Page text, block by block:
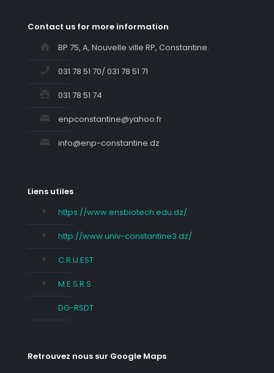
Contact us for more information
BP 75, A, Nouvelle ville RP, Constantine.
031 78 51 70/ 031 78 51 71
031 78 51 74
enpconstantine@yahoo.fr
info@enp-constantine.dz
Liens utiles
https://www.ensbiotech.edu.dz/
http://www.univ-constantine3.dz/
C.R.U.EST
M.E.S.R.S
DG-RSDT
Retrouvez nous sur Google Maps